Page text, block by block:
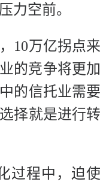
力空前。
10万亿拐点来
的竞争将更加
的信托业需要
择就是进行转
过程中，迫使